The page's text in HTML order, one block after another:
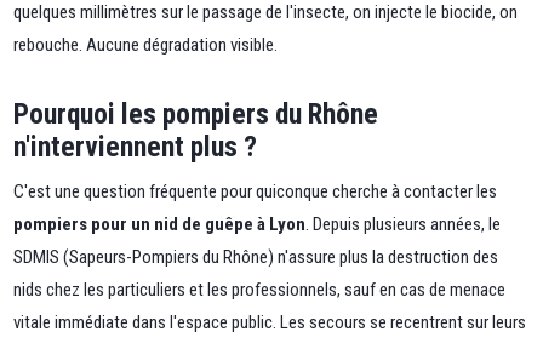
quelques millimètres sur le passage de l'insecte, on injecte le biocide, on
rebouche. Aucune dégradation visible.
Pourquoi les pompiers du Rhône
n'interviennent plus ?
C'est une question fréquente pour quiconque cherche à contacter les
pompiers pour un nid de guêpe à Lyon. Depuis plusieurs années, le
SDMIS (Sapeurs-Pompiers du Rhône) n'assure plus la destruction des
nids chez les particuliers et les professionnels, sauf en cas de menace
vitale immédiate dans l'espace public. Les secours se recentrent sur leurs